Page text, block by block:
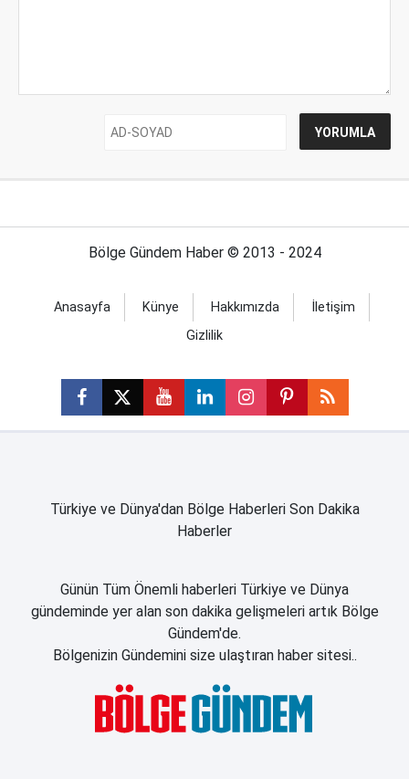
Bölge Gündem Haber © 2013 - 2024
Anasayfa Künye Hakkımızda
İletişim
Gizlilik
Türkiye ve Dünya'dan Bölge Haberleri Son Dakika
Haberler
Günün Tüm Önemli haberleri Türkiye ve Dünya
gündeminde yer alan son dakika gelişmeleri artık Bölge
Gündem'de.
Bölgenizin Gündemini size ulaştıran haber sitesi..